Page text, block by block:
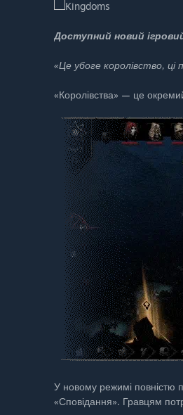
Додано інтеграцію з
Додано інтеграцію з
власні й налаштовуйте
створити моди для Darkest
Доступний новий
«Це убоге королівство, ці
«Королівства» — це
У новому режимі повністю
«Сповідання». Гравцям